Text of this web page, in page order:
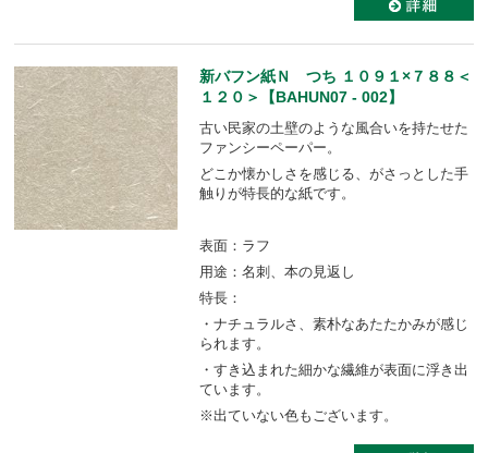
新バフン紙Ｎ つち １０９１×７８８＜
１２０＞【BAHUN07 - 002】
古い民家の土壁のような風合いを持たせた
ファンシーペーパー。
どこか懐かしさを感じる、がさっとした手
触りが特長的な紙です。
表面：ラフ
用途：名刺、本の見返し
特長：
・ナチュラルさ、素朴なあたたかみが感じ
られます。
・すき込まれた細かな繊維が表面に浮き出
ています。
※出ていない色もございます。